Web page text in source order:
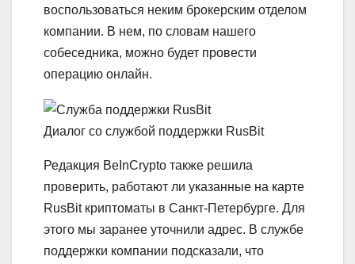
воспользоваться неким брокерским отделом
компании. В нем, по словам нашего
собеседника, можно будет провести
операцию онлайн.
Диалог со службой поддержки RusBit
Редакция BeInCrypto также решила
проверить, работают ли указанные на карте
RusBit криптоматы в Санкт-Петербурге. Для
этого мы заранее уточнили адрес. В службе
поддержки компании подсказали, что